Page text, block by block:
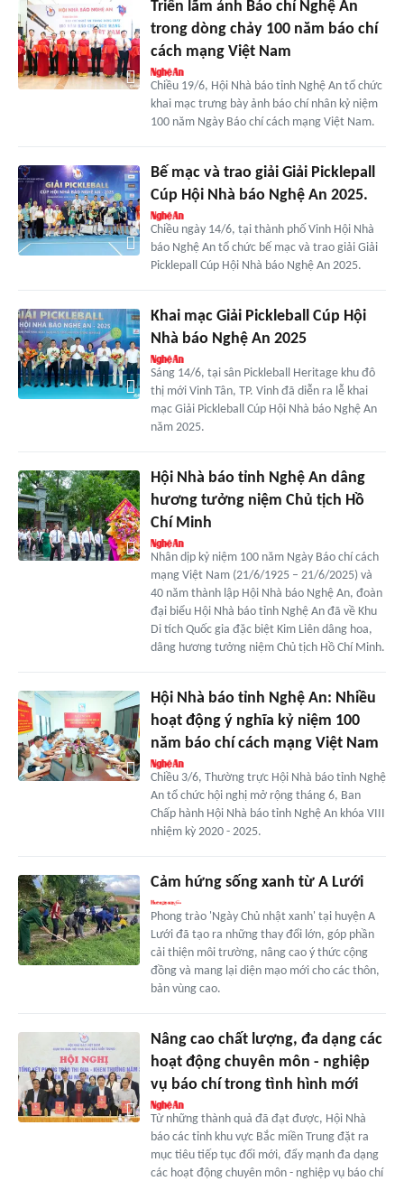
Triển lãm ảnh Báo chí Nghệ An
trong dòng chảy 100 năm báo chí
cách mạng Việt Nam
Chiều 19/6, Hội Nhà báo tỉnh Nghệ An tổ chức
khai mạc trưng bày ảnh báo chí nhân kỷ niệm
100 năm Ngày Báo chí cách mạng Việt Nam.
Bế mạc và trao giải Giải Picklepall
Cúp Hội Nhà báo Nghệ An 2025.
Chiều ngày 14/6, tại thành phố Vinh Hội Nhà
báo Nghệ An tổ chức bế mạc và trao giải Giải
Picklepall Cúp Hội Nhà báo Nghệ An 2025.
Khai mạc Giải Pickleball Cúp Hội
Nhà báo Nghệ An 2025
Sáng 14/6, tại sân Pickleball Heritage khu đô
thị mới Vinh Tân, TP. Vinh đã diễn ra lễ khai
mạc Giải Pickleball Cúp Hội Nhà báo Nghệ An
năm 2025.
Hội Nhà báo tỉnh Nghệ An dâng
hương tưởng niệm Chủ tịch Hồ
Chí Minh
Nhân dịp kỷ niệm 100 năm Ngày Báo chí cách
mạng Việt Nam (21/6/1925 – 21/6/2025) và
40 năm thành lập Hội Nhà báo Nghệ An, đoàn
đại biểu Hội Nhà báo tỉnh Nghệ An đã về Khu
Di tích Quốc gia đặc biệt Kim Liên dâng hoa,
dâng hương tưởng niệm Chủ tịch Hồ Chí Minh.
Hội Nhà báo tỉnh Nghệ An: Nhiều
hoạt động ý nghĩa kỷ niệm 100
năm báo chí cách mạng Việt Nam
Chiều 3/6, Thường trực Hội Nhà báo tỉnh Nghệ
An tổ chức hội nghị mở rộng tháng 6, Ban
Chấp hành Hội Nhà báo tỉnh Nghệ An khóa VIII
nhiệm kỳ 2020 - 2025.
Cảm hứng sống xanh từ A Lưới
Phong trào 'Ngày Chủ nhật xanh' tại huyện A
Lưới đã tạo ra những thay đổi lớn, góp phần
cải thiện môi trường, nâng cao ý thức cộng
đồng và mang lại diện mạo mới cho các thôn,
bản vùng cao.
Nâng cao chất lượng, đa dạng các
hoạt động chuyên môn - nghiệp
vụ báo chí trong tình hình mới
Từ những thành quả đã đạt được, Hội Nhà
báo các tỉnh khu vực Bắc miền Trung đặt ra
mục tiêu tiếp tục đổi mới, đẩy mạnh đa dạng
các hoạt động chuyên môn - nghiệp vụ báo chí